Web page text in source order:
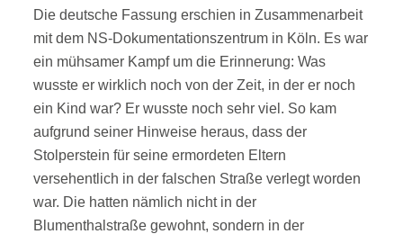
Die deutsche Fassung erschien in Zusammenarbeit
mit dem NS-Dokumentationszentrum in Köln. Es war
ein mühsamer Kampf um die Erinnerung: Was
wusste er wirklich noch von der Zeit, in der er noch
ein Kind war? Er wusste noch sehr viel. So kam
aufgrund seiner Hinweise heraus, dass der
Stolperstein für seine ermordeten Eltern
versehentlich in der falschen Straße verlegt worden
war. Die hatten nämlich nicht in der
Blumenthalstraße gewohnt, sondern in der